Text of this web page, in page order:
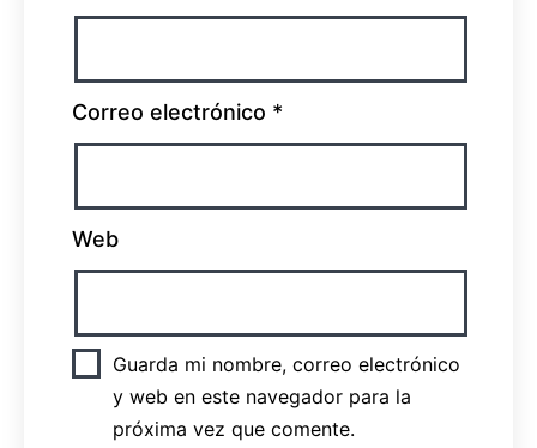
Correo electrónico *
Web
Guarda mi nombre, correo electrónico
y web en este navegador para la
próxima vez que comente.